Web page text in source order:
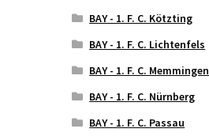
BAY - 1. F. C. Kötzting
BAY - 1. F. C. Lichtenfels
BAY - 1. F. C. Memmingen
BAY - 1. F. C. Nürnberg
BAY - 1. F. C. Passau